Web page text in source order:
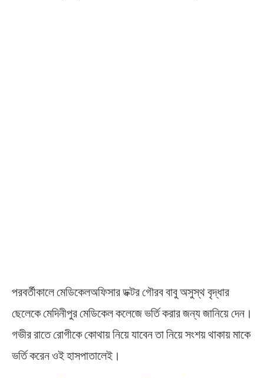
পরবর্তীকালে মেডিকেলঅফিসার ডক্টর গৌরব বাবু অসুস্থ বৃদ্ধার
ছেলেকে মেদিনীপুর মেডিকেল কলেজে ভর্তি করার জন্য জানিয়ে দেন।
গভীর রাতে রোগীকে কোথায় নিয়ে যাবেন তা নিয়ে সংশয় থাকায় মাকে
ভর্তি করেন ওই হাসপাতালেই।